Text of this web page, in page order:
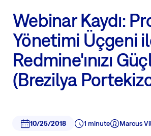
Webinar Kaydı:
Yönetimi Üçgeni
Redmine'ınızı
(Brezilya
10/25/2018 1 minute Marcus